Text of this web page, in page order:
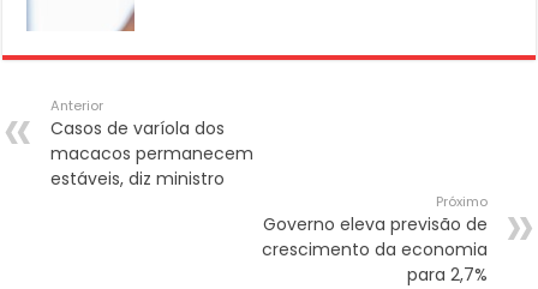
Anterior
Casos de varíola dos
macacos permanecem
estáveis, diz ministro
Próximo
Governo eleva previsão de
crescimento da economia
para 2,7%